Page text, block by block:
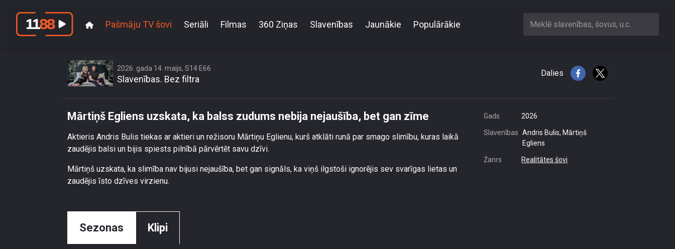
Pašmāju TV šovi Seriāli Filmas 360 Ziņas Slavenības Jaunākie Populārākie Meklē slavenības, šovus, u.c.
2026. gada 14. maijs, S14 E66
Slavenības. Bez filtra
Dalies
Mārtiņš Egliens uzskata, ka balss zudums nebija nejaušība, bet gan zīme
Aktieris Andris Bulis tiekas ar aktieri un režisoru Mārtiņu Eglienu, kurš atklāti runā par smago slimību, kuras laikā
zaudējis balsi un bijis spiests pilnībā pārvērtēt savu dzīvi.
Mārtiņš uzskata, ka slimība nav bijusi nejaušība, bet gan signāls, ka viņš ilgstoši ignorējis sev svarīgas lietas un
zaudējis īsto dzīves virzienu.
Gads 2026
Slavenības Andris Bulis, Mārtiņš
Egliens
Žanrs Realitātes šovi
Sezonas Klipi